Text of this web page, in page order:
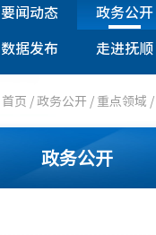
要闻动态 政务公开
数据发布 走进抚顺
首页 /政务公开 / 重点领域 /
政务公开